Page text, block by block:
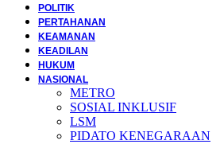
POLITIK
PERTAHANAN
KEAMANAN
KEADILAN
HUKUM
NASIONAL
METRO
SOSIAL INKLUSIF
LSM
PIDATO KENEGARAAN